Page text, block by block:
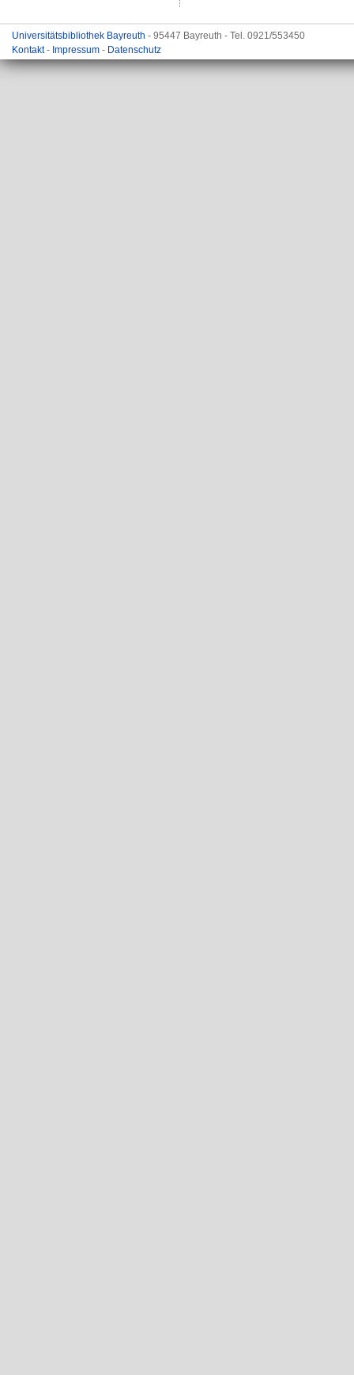
Universitätsbibliothek Bayreuth - 95447 Bayreuth - Tel. 0921/553450
Kontakt- Impressum - Datenschutz